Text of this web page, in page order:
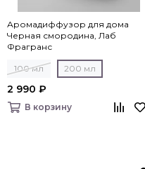
Аромадиффузор для дома
Черная смородина, Лаб
Фрагранс
100 мл 200 мл
2 990 ₽
В корзину